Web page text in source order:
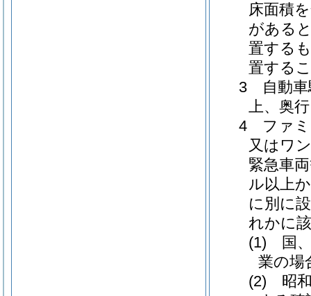
床面積
がある
置する
置する
3 自動車
上、奥
4 ファミ
又はワ
緊急車
ル以上
に別に
れかに
(1) 国、
業の場
(2) 昭和